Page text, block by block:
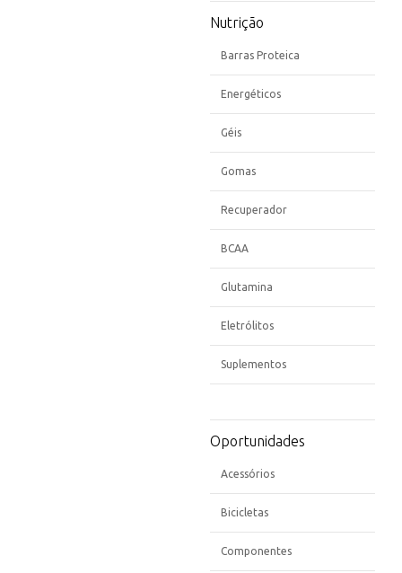
Nutrição
Barras Proteica
Energéticos
Géis
Gomas
Recuperador
BCAA
Glutamina
Eletrólitos
Suplementos
Oportunidades
Acessórios
Bicicletas
Componentes